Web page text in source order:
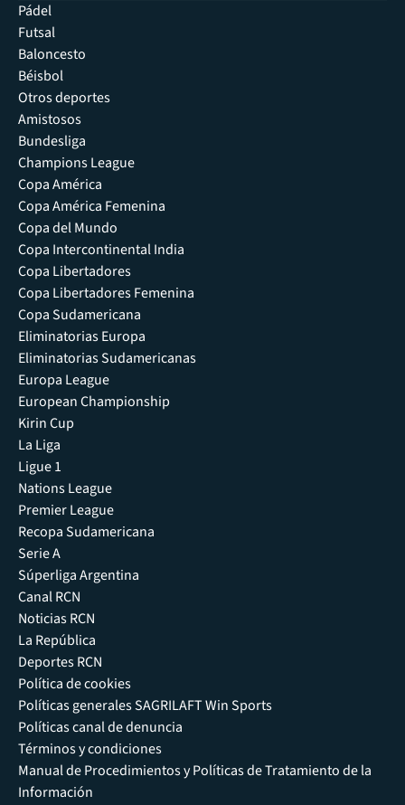
Pádel
Futsal
Baloncesto
Béisbol
Otros deportes
Amistosos
Bundesliga
Champions League
Copa América
Copa América Femenina
Copa del Mundo
Copa Intercontinental India
Copa Libertadores
Copa Libertadores Femenina
Copa Sudamericana
Eliminatorias Europa
Eliminatorias Sudamericanas
Europa League
European Championship
Kirin Cup
La Liga
Ligue 1
Nations League
Premier League
Recopa Sudamericana
Serie A
Súperliga Argentina
Canal RCN
Noticias RCN
La República
Deportes RCN
Política de cookies
Políticas generales SAGRILAFT Win Sports
Políticas canal de denuncia
Términos y condiciones
Manual de Procedimientos y Políticas de Tratamiento de la
Información